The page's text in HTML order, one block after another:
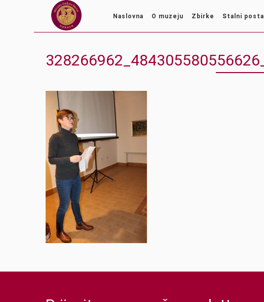
Naslovna O muzeju Zbirke Stalni